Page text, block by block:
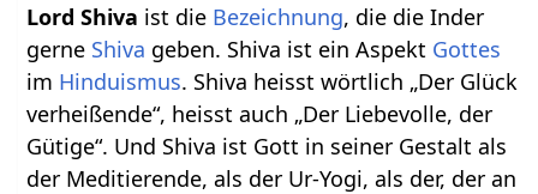
ist die Bezeichnung, die die Inder
gerne Shiva geben. Shiva ist ein Aspekt Gottes
im Hinduismus. Shiva heisst wörtlich „Der Glück
verheißende“, heisst auch „Der Liebevolle, der
Gütige“. Und Shiva ist Gott in seiner Gestalt als
der Meditierende, als der Ur-Yogi, als der, der an